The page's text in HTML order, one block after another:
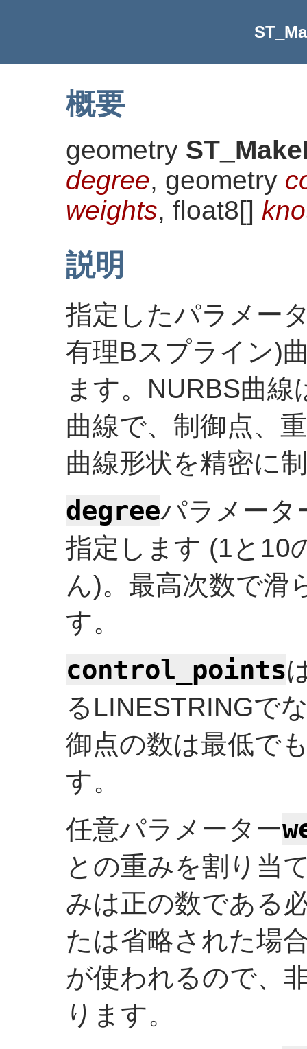
概要
geometry
degree, geometry
weights, float8[]
説明
指定したパラメー
有理Bスプライン)
ます。NURBS曲
曲線で、制御点、
曲線形状を精密に
degreeパラメータ
指定します (1と10
ん)。最高次数で滑
す。
control_points
るLINESTRINGで
御点の数は最低で
す。
任意パラメーター
との重みを割り当
みは正の数である
たは省略された場
が使われるので、
ります。